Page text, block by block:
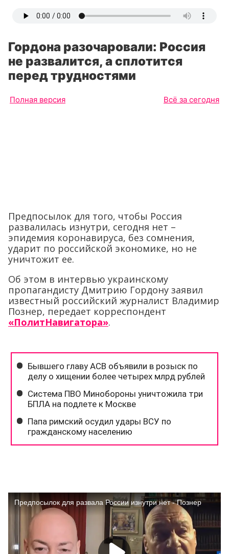
Гордона разочаровали: Россия
не развалится, а сплотится
перед трудностями
Полная версия Всё за сегодня
Предпосылок для того, чтобы Россия
развалилась изнутри, сегодня нет –
эпидемия коронавируса, без сомнения,
ударит по российской экономике, но не
уничтожит ее.
Об этом в интервью украинскому
пропагандисту Дмитрию Гордону заявил
известный российский журналист Владимир
Познер, передает корреспондент
«ПолитНавигатора».